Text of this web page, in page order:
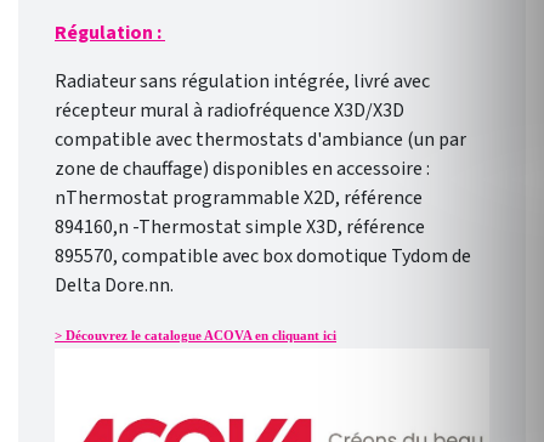
Régulation :
Radiateur sans régulation intégrée, livré avec
récepteur mural à radiofréquence X3D/X3D
compatible avec thermostats d'ambiance (un par
zone de chauffage) disponibles en accessoire :
nThermostat programmable X2D, référence
894160,n -Thermostat simple X3D, référence
895570, compatible avec box domotique Tydom de
Delta Dore.nn.
> Découvrez le catalogue ACOVA en cliquant ici